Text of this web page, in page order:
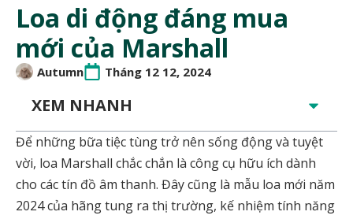
Loa di động đáng mua
mới của Marshall
Autumn Tháng 12 12, 2024
XEM NHANH
Để những bữa tiệc tùng trở nên sống động và tuyệt
vời, loa Marshall chắc chắn là công cụ hữu ích dành
cho các tín đồ âm thanh. Đây cũng là mẫu loa mới năm
2024 của hãng tung ra thị trường, kế nhiệm tính năng